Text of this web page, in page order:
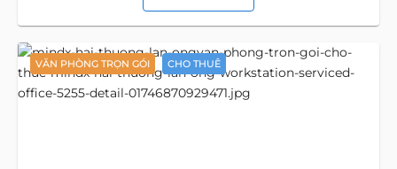
VĂN PHÒNG TRỌN GÓI CHO THUÊ